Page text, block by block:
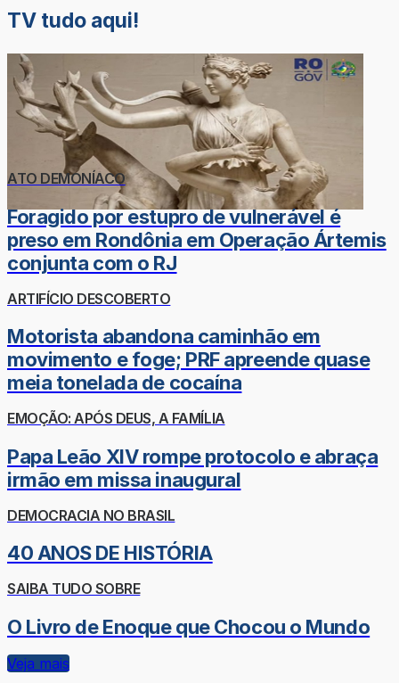
TV tudo aqui!
ATO DEMONÍACO
Foragido por estupro de vulnerável é
preso em Rondônia em Operação Ártemis
conjunta com o RJ
ARTIFÍCIO DESCOBERTO
Motorista abandona caminhão em
movimento e foge; PRF apreende quase
meia tonelada de cocaína
EMOÇÃO: APÓS DEUS, A FAMÍLIA
Papa Leão XIV rompe protocolo e abraça
irmão em missa inaugural
DEMOCRACIA NO BRASIL
40 ANOS DE HISTÓRIA
SAIBA TUDO SOBRE
O Livro de Enoque que Chocou o Mundo
Veja mais